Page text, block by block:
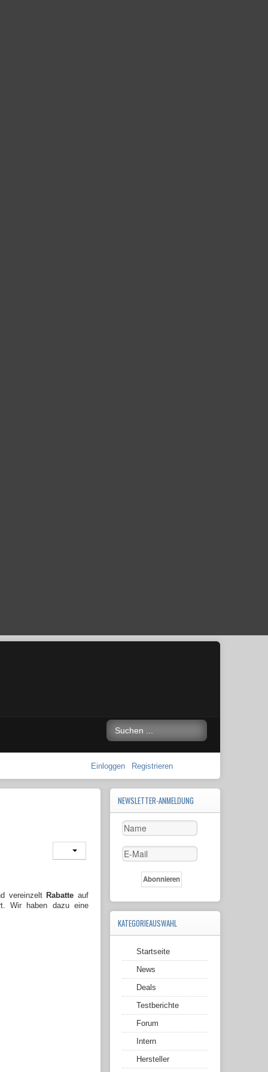
Einloggen Registrieren
vereinzelt Rabatte auf
Wir haben dazu eine
NEWSLETTER-ANMELDUNG
KATEGORIEAUSWAHL
Startseite
News
Deals
Testberichte
Forum
Intern
Hersteller